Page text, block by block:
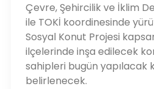
Çevre, Şehircilik ve İklim
ile TOKİ koordinesinde
Sosyal Konut Projesi
ilçelerinde inşa edilecek
sahipleri bugün yapılacak
belirlenecek.